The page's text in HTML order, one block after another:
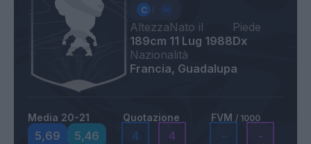
Altezza
189cm
Nato il
11 Lug 1988
Piede
Dx
Nazionalità
Francia, Guadalupa
Media 20-21
5,69 5,46
Quotazione
4 4
FVM / 1000
- -